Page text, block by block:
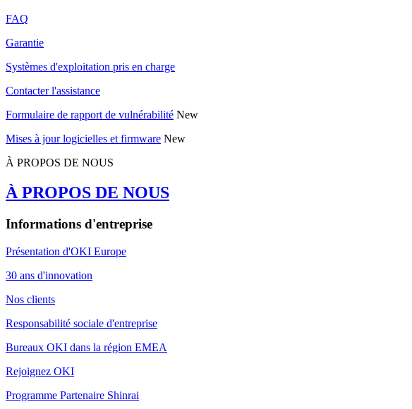
FAQ
Garantie
Systèmes d'exploitation pris en charge
Contacter l'assistance
Formulaire de rapport de vulnérabilité New
Mises à jour logicielles et firmware New
À PROPOS DE NOUS
À PROPOS DE NOUS
Informations d'entreprise
Présentation d'OKI Europe
30 ans d'innovation
Nos clients
Responsabilité sociale d'entreprise
Bureaux OKI dans la région EMEA
Rejoignez OKI
Programme Partenaire Shinrai